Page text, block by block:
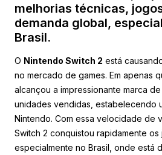
melhorias técnicas,
demanda global,
Brasil.
O Nintendo Switch 2 está
no mercado de games. Em apenas
alcançou a impressionante marca
unidades vendidas, estabelecendo
Nintendo. Com essa velocidade de
Switch 2 conquistou rapidamente os
especialmente no Brasil, onde está